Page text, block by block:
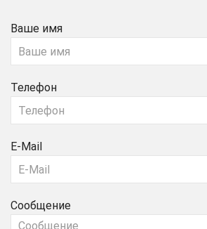
Ваше имя
Телефон
E-Mail
Сообщение